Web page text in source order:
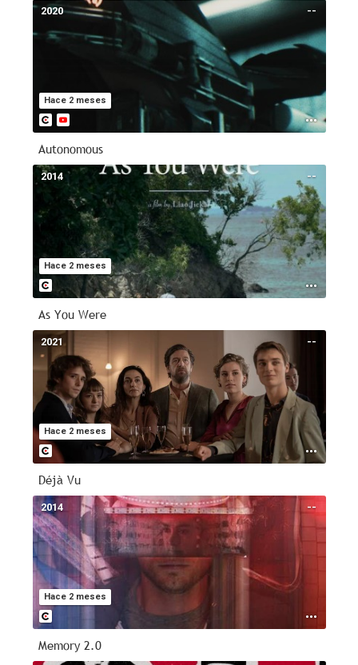
--
Hace 2 meses
2020
Autonomous
--
Hace 2 meses
2014
As You Were
--
Hace 2 meses
2021
Déjà Vu
--
Hace 2 meses
2014
Memory 2.0